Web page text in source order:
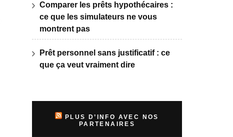
Comparer les prêts hypothécaires :
ce que les simulateurs ne vous
montrent pas
Prêt personnel sans justificatif : ce
que ça veut vraiment dire
PLUS D’INFO AVEC NOS
PARTENAIRES